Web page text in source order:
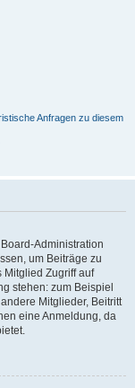
Anfragen zu diesem
Administration
um Beiträge zu
Mitglied Zugriff auf
stehen: zum Beispiel
Mitglieder, Beitritt
eine Anmeldung, da